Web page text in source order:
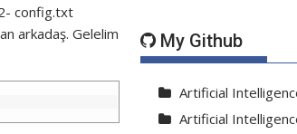
2- config.txt
arkadaş. Gelelim
My Github
Artificial
Artificial